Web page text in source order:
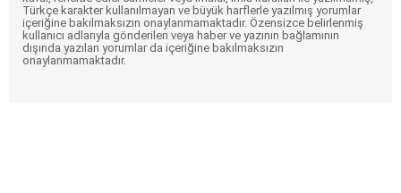
Türkçe karakter kullanılmayan ve büyük harflerle yazılmış yorumlar
içeriğine bakılmaksızın onaylanmamaktadır. Özensizce belirlenmiş
kullanıcı adlarıyla gönderilen veya haber ve yazının bağlamının
dışında yazılan yorumlar da içeriğine bakılmaksızın
onaylanmamaktadır.